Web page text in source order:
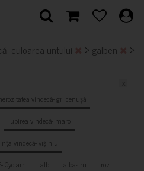
culoarea untului > galben >
vindecă- gri cenușă
Iubirea vindecă- maro
vindecă- vișiniu
Cyclam alb albastru
roz